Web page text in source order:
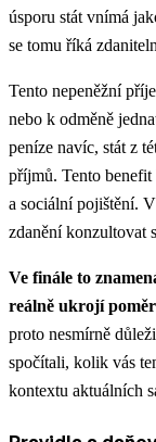
úsporu stát vnímá
se tomu říká
Tento nepeněžní
nebo k odměně
peníze navíc, stát z
příjmů. Tento
a sociální pojištění.
zdanění konzultovat
Ve finále to
reálně ukrojí
proto nesmírně
spočítali, kolik vás
kontextu aktuálních